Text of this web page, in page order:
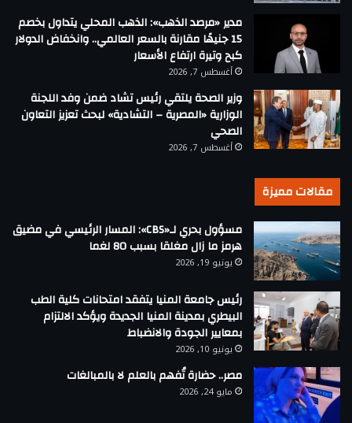
مدير «مرصد الذهب»: الذهب المحلي يتداول بخصم
15 جنيهًا مقارنة بالسعر العالمي.. وانخفاض الدولار
كبح وتيرة ارتفاع الأسعار
أغسطس 7, 2026
وزير الصحة يلتقي رئيس تشاد ضمن وفد اللجنة
الوزارية «المصرية – التشادية» لبحث تعزيز التعاون
الصحي
أغسطس 7, 2026
مقالات مميزة
مسؤول بحري لـ«CBS»: المسار الرئيسي في مضيق
هرمز ما زال مغلقا بسبب 80 لغما
يونيو 19, 2026
رئيس جامعة المنيا يتفقد امتحانات كلية الطب
البيطري بمدينة المنيا الجديدة ويؤكد الالتزام
بمعايير الجودة والانضباط
يونيو 10, 2026
مصر.. حضارة تُفهم بالعلم لا بالمبالغات
مايو 24, 2026